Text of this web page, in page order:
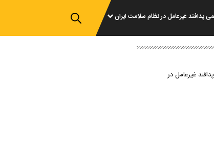
پدافند غیرعامل در نظام سلامت ایران
غیرعامل در